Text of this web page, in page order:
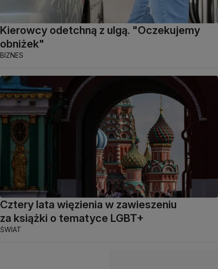
Kierowcy odetchną z ulgą. "Oczekujemy
obniżek"
BIZNES
Cztery lata więzienia w zawieszeniu
za książki o tematyce LGBT+
ŚWIAT